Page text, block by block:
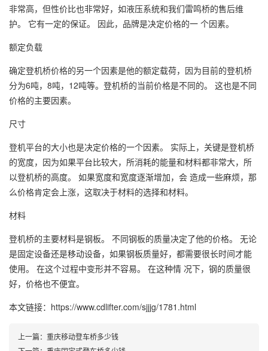
非常高，但性价比也非常好，如液压系统和我们雷鸣桥的售后维
护。 它有一定的保证。 因此，品牌是决定价格的一 个因素。
额定负载
确定登机桥价格的另一个因素是他的额定载荷，因为目前的登机桥
分为6吨，8吨，12吨等。登机桥的当前价格是不同的。 这也是不同
价格的主要因素。
尺寸
登机平台的大小也是决定价格的一个因素。 实际上，关键是登机桥
的宽度，因为如果平台比较大，所消耗的能量和材料都非常大，所
以登机桥的高度。 如果宽度和宽度逐渐增加，会 造成一些麻烦，那
么价格肯定会上涨，这取决于材料的选择和材料。
材料
登机桥的主要材料是钢板。 不同钢板的质量决定了他的价格。 无论
是固定设备还是移动设备，如果钢板质量好，都需要很长时间才能
使用。 在这个过程中变形并不容易。 在这种情 况下，钢的质量很
好，价格也不便宜。
本文链接：https://www.cdlifter.com/sjjjg/1781.html
上一篇： 重庆移动登车桥多少钱